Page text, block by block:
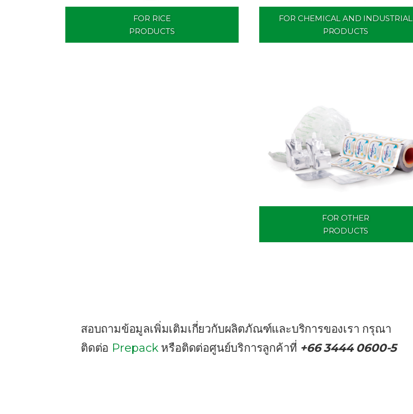
FOR RICE
PRODUCTS
FOR CHEMICAL AND INDUSTRIAL
PRODUCTS
FOR OTHER
PRODUCTS
สอบถามข้อมูลเพิ่มเติมเกี่ยวกับผลิตภัณฑ์และบริการของเรา กรุณา
ติดต่อ Prepack หรือติดต่อศูนย์บริการลูกค้าที่ +66 3444 0600-5